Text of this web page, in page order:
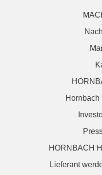
Hornbach
HORNBACH
Lieferant